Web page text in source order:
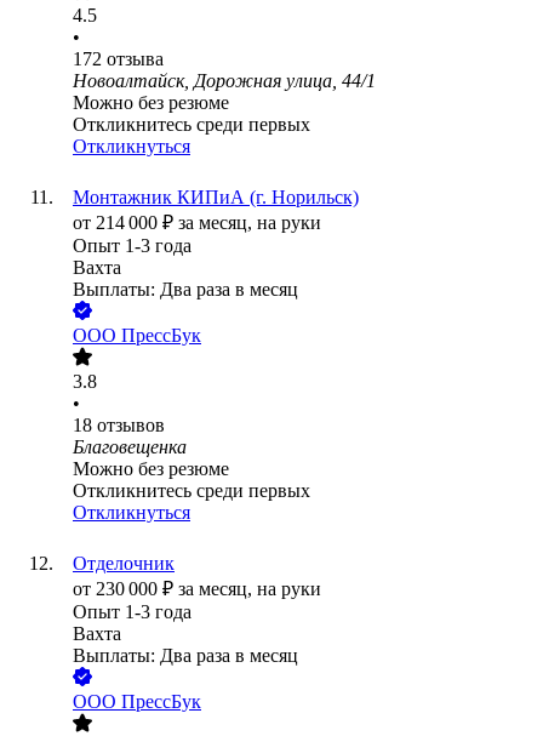
4.5
•
172 отзыва
Новоалтайск, Дорожная улица, 44/1
Можно без резюме
Откликнитесь среди первых
Откликнуться
Монтажник КИПиА (г. Норильск)
от 214 000 ₽ за месяц, на руки
Опыт 1-3 года
Вахта
Выплаты: Два раза в месяц
ООО ПрессБук
3.8
•
18 отзывов
Благовещенка
Можно без резюме
Откликнитесь среди первых
Откликнуться
Отделочник
от 230 000 ₽ за месяц, на руки
Опыт 1-3 года
Вахта
Выплаты: Два раза в месяц
ООО ПрессБук